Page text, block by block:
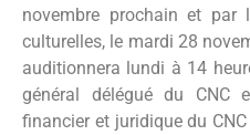
novembre prochain et
culturelles, le mardi 28
auditionnera lundi à 14
général délégué du CNC
financier et juridique du